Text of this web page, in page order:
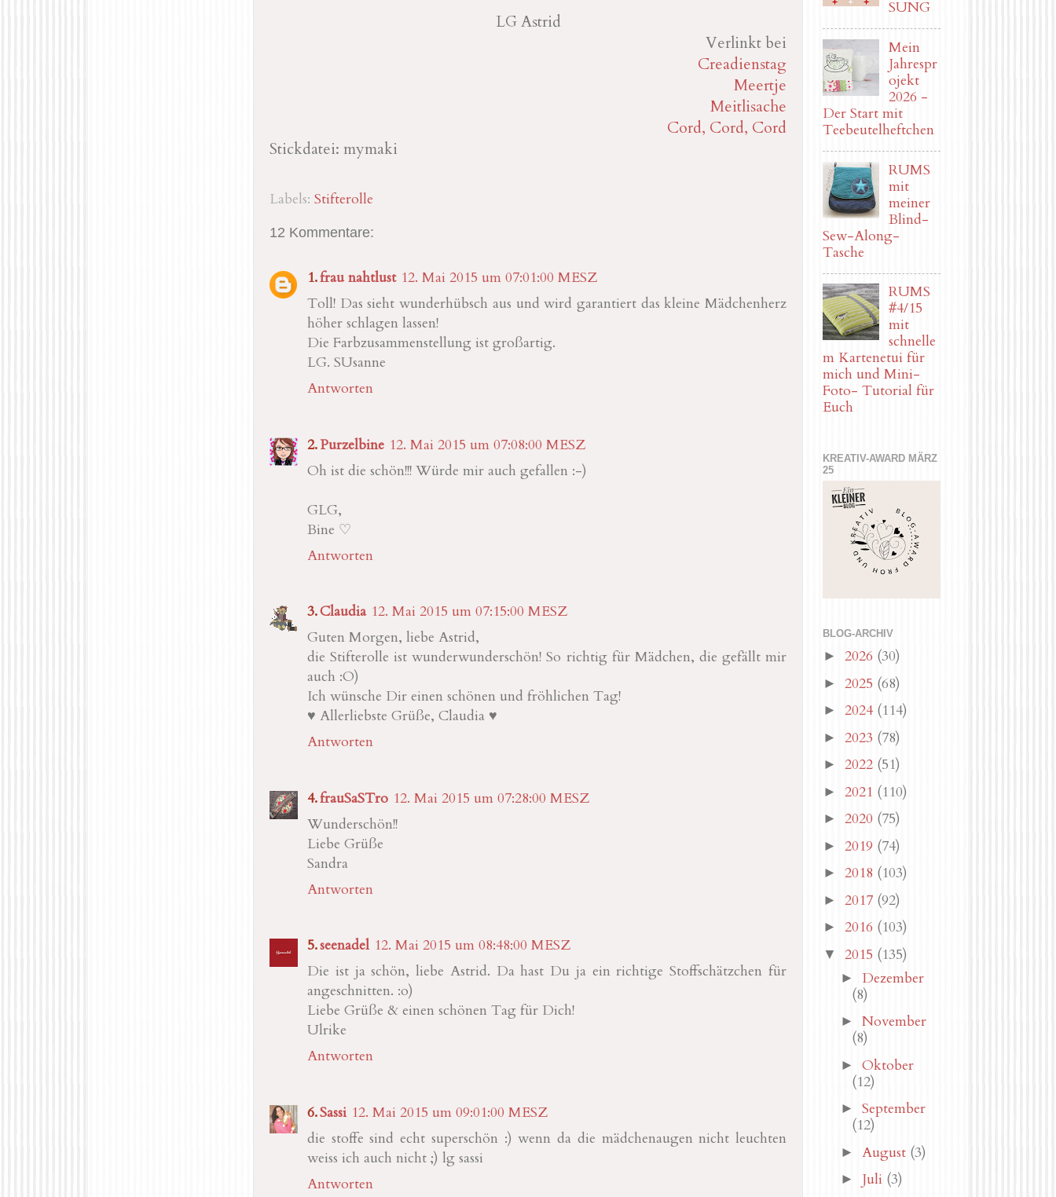
LG Astrid
Verlinkt bei
Creadienstag
Meertje
Meitlisache
Cord, Cord, Cord
Stickdatei: mymaki
Labels: Stifterolle
12 Kommentare:
frau nahtlust 12. Mai 2015 um 07:01:00 MESZ
Toll! Das sieht wunderhübsch aus und wird garantiert das kleine Mädchenherz
höher schlagen lassen!
Die Farbzusammenstellung ist großartig.
LG. SUsanne
Antworten
Purzelbine 12. Mai 2015 um 07:08:00 MESZ
Oh ist die schön!!! Würde mir auch gefallen :-)
GLG,
Bine ♡
Antworten
Claudia 12. Mai 2015 um 07:15:00 MESZ
Guten Morgen, liebe Astrid,
die Stifterolle ist wunderwunderschön! So richtig für Mädchen, die gefällt mir
auch :O)
Ich wünsche Dir einen schönen und fröhlichen Tag!
♥ Allerliebste Grüße, Claudia ♥
Antworten
frauSaSTro 12. Mai 2015 um 07:28:00 MESZ
Wunderschön!!
Liebe Grüße
Sandra
Antworten
seenadel 12. Mai 2015 um 08:48:00 MESZ
Die ist ja schön, liebe Astrid. Da hast Du ja ein richtige Stoffschätzchen für
angeschnitten. :o)
Liebe Grüße & einen schönen Tag für Dich!
Ulrike
Antworten
Sassi 12. Mai 2015 um 09:01:00 MESZ
die stoffe sind echt superschön :) wenn da die mädchenaugen nicht leuchten
weiss ich auch nicht ;) lg sassi
Antworten
SUNG
Mein
Jahrespr
ojekt
2026 -
Der Start mit
Teebeutelheftchen
RUMS
mit
meiner
Blind-
Sew-Along-
Tasche
RUMS
#4/15
mit
schnelle
m Kartenetui für
mich und Mini-
Foto- Tutorial für
Euch
KREATIV-AWARD MÄRZ
25
BLOG-ARCHIV
► 2026 (30)
► 2025 (68)
► 2024 (114)
► 2023 (78)
► 2022 (51)
► 2021 (110)
► 2020 (75)
► 2019 (74)
► 2018 (103)
► 2017 (92)
► 2016 (103)
▼ 2015 (135)
► Dezember
(8)
► November
(8)
► Oktober
(12)
► September
(12)
► August (3)
► Juli (3)